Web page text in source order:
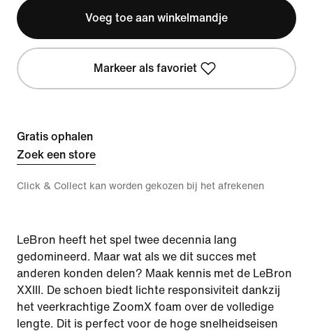
Voeg toe aan winkelmandje
Markeer als favoriet
Gratis ophalen
Zoek een store
Click & Collect kan worden gekozen bij het afrekenen
LeBron heeft het spel twee decennia lang
gedomineerd. Maar wat als we dit succes met
anderen konden delen? Maak kennis met de LeBron
XXIII. De schoen biedt lichte responsiviteit dankzij
het veerkrachtige ZoomX foam over de volledige
lengte. Dit is perfect voor de hoge snelheidseisen